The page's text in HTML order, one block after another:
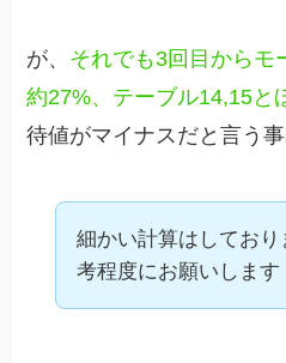
が、 それでも3回目からモ
約27%、テーブル14,15と
待値がマイナスだと言う
細かい計算はしており
考程度にお願いします